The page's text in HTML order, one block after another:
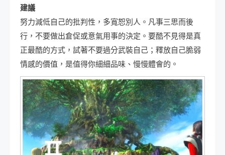
建議
努力減低自己的批判性，多寬恕別人。凡事三思而後
行，不要做出倉促或意氣用事的決定。要酷不見得是真
正最酷的方式，試著不要過分武裝自己；釋放自己脆弱
情感的價值，是值得你細細品味、慢慢體會的。